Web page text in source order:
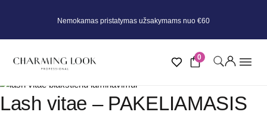
Nemokamas pristatymas užsakymams nuo €60
0
Lash vitae – PAKELIAMASIS